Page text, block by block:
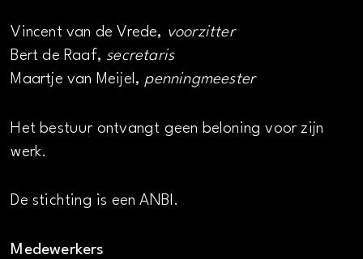
Vincent van de Vrede, voorzitter
Bert de Raaf, secretaris
Maartje van Meijel, penningmeester
Het bestuur ontvangt geen beloning voor zijn
werk.
De stichting is een ANBI.
Medewerkers